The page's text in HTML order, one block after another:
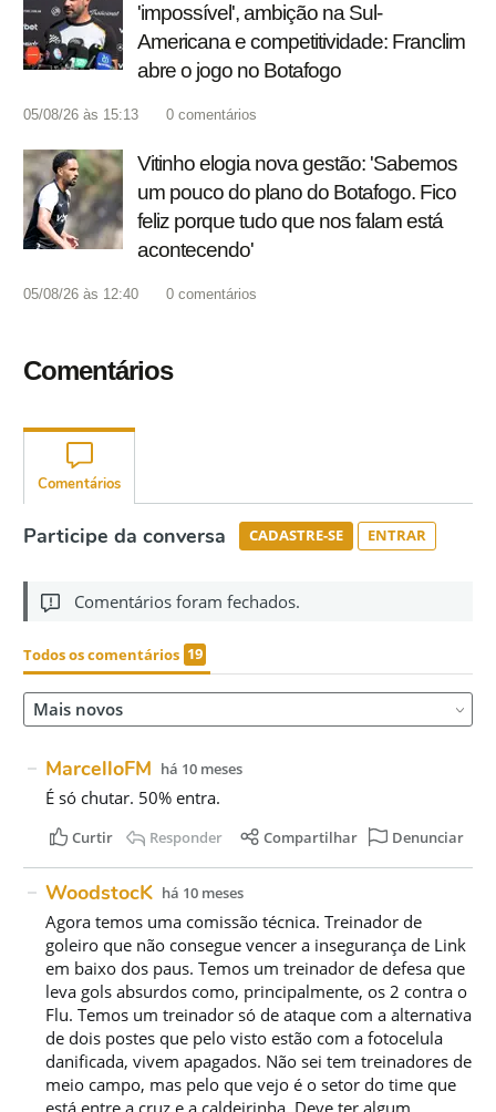
'impossível', ambição na Sul-
Americana e competitividade: Franclim
abre o jogo no Botafogo
05/08/26 às 15:13 0 comentários
Vitinho elogia nova gestão: 'Sabemos
um pouco do plano do Botafogo. Fico
feliz porque tudo que nos falam está
acontecendo'
05/08/26 às 12:40 0 comentários
Comentários